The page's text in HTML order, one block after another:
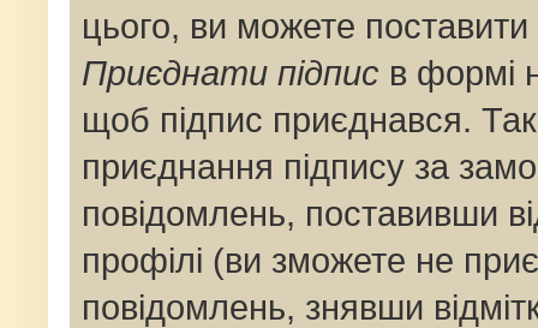
цього, ви можете
Приєднати підпис в формі
щоб підпис приєднався.
приєднання підпису за
повідомлень, поставивши
профілі (ви зможете не
повідомлень, знявши